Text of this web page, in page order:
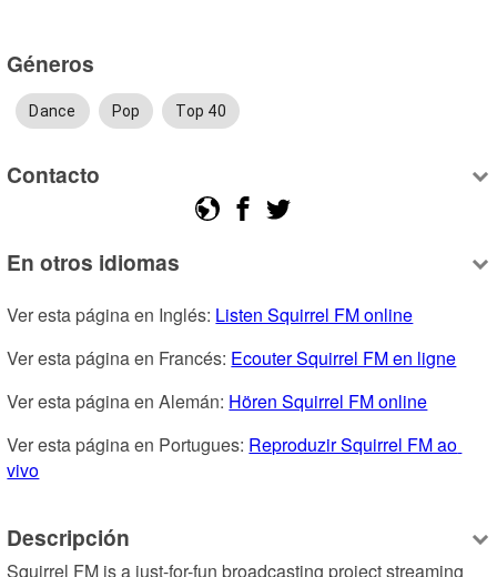
Géneros
Dance Pop Top 40
Contacto
En otros idiomas
Ver esta página en Inglés: Listen Squirrel FM online
Ver esta página en Francés: Ecouter Squirrel FM en ligne
Ver esta página en Alemán: Hören Squirrel FM online
Ver esta página en Portugues: Reproduzir Squirrel FM ao
vivo
Descripción
Squirrel FM is a just-for-fun broadcasting project streaming